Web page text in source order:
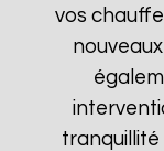
vos
tranquillité